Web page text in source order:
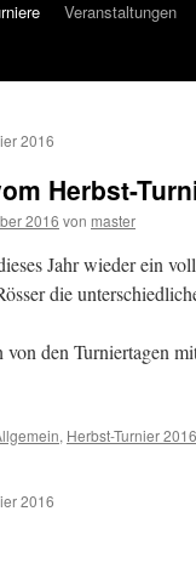
Veranstaltungen
2016
Herbst-
2016 von master
Jahr wieder ein
die
den Turniertagen
, Herbst-Turnier 2016
2016